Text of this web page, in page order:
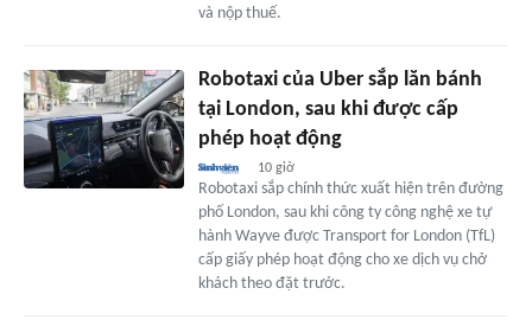
và nộp thuế.
Robotaxi của Uber sắp lăn bánh
tại London, sau khi được cấp
phép hoạt động
10 giờ
Robotaxi sắp chính thức xuất hiện trên đường
phố London, sau khi công ty công nghệ xe tự
hành Wayve được Transport for London (TfL)
cấp giấy phép hoạt động cho xe dịch vụ chở
khách theo đặt trước.